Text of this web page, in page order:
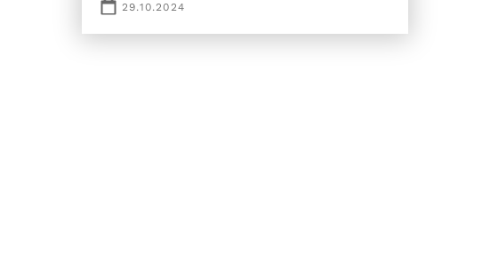
29.10.2024